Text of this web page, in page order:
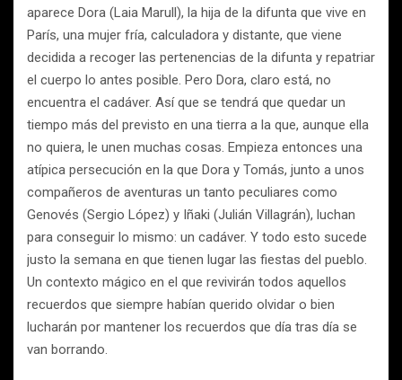
aparece Dora (Laia Marull), la hija de la difunta que vive en
París, una mujer fría, calculadora y distante, que viene
decidida a recoger las pertenencias de la difunta y repatriar
el cuerpo lo antes posible. Pero Dora, claro está, no
encuentra el cadáver. Así que se tendrá que quedar un
tiempo más del previsto en una tierra a la que, aunque ella
no quiera, le unen muchas cosas. Empieza entonces una
atípica persecución en la que Dora y Tomás, junto a unos
compañeros de aventuras un tanto peculiares como
Genovés (Sergio López) y Iñaki (Julián Villagrán), luchan
para conseguir lo mismo: un cadáver. Y todo esto sucede
justo la semana en que tienen lugar las fiestas del pueblo.
Un contexto mágico en el que revivirán todos aquellos
recuerdos que siempre habían querido olvidar o bien
lucharán por mantener los recuerdos que día tras día se
van borrando.